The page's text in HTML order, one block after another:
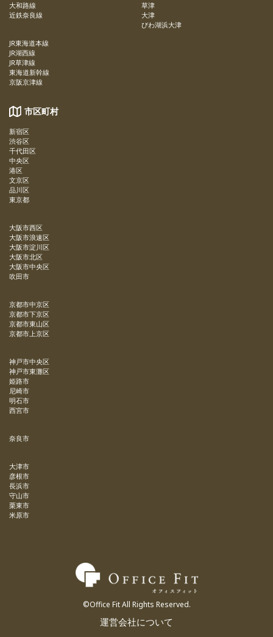
大和路線
近鉄奈良線
JR東海道本線
JR湖西線
JR草津線
東海道新幹線
京阪京津線
草津
大津
びわ湖浜大津
市区町村
新宿区
渋谷区
千代田区
中央区
港区
文京区
品川区
東京都
大阪市西区
大阪市浪速区
大阪市淀川区
大阪市北区
大阪市中央区
吹田市
京都市中京区
京都市下京区
京都市東山区
京都市上京区
神戸市中央区
神戸市東灘区
姫路市
尼崎市
明石市
西宮市
奈良市
大津市
彦根市
長浜市
守山市
栗東市
米原市
©Office Fit All Rights Reserved.
運営会社について